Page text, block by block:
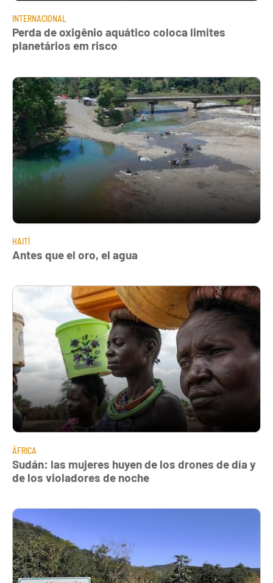
INTERNACIONAL
Perda de oxigênio aquático coloca limites
planetários em risco
HAITÍ
Antes que el oro, el agua
ÁFRICA
Sudán: las mujeres huyen de los drones de día y
de los violadores de noche